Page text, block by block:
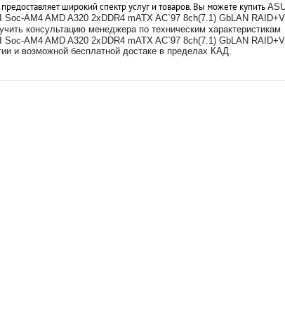
широкий спектр услуг и товаров. Вы можете купить
Soc-AM4 AMD A320 2xDDR4 mATX AC`97 8ch(7.1) GbLAN
консультацию менеджера по техническим характеристикам
Soc-AM4 AMD A320 2xDDR4 mATX AC`97 8ch(7.1) GbLAN
и возможной бесплатной достаке в пределах КАД.